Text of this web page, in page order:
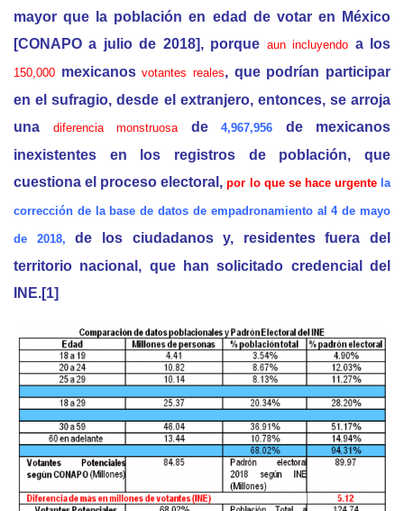
mayor que la población en edad de votar en México
[CONAPO a julio de 2018], porque aun incluyendo a los
150,000 mexicanosvotantes reales, que podrían participar
en el sufragio, desde el extranjero, entonces, se arroja
una diferencia monstruosa de 4,967,956 de mexicanos
inexistentes en los registros de población, que
cuestiona el proceso electoral,por lo que se hace urgente la
corrección de la base de datos de empadronamiento al 4 de mayo
de 2018,de los ciudadanos y, residentes fuera del
territorio nacional, que han solicitado credencial del
INE.[1]